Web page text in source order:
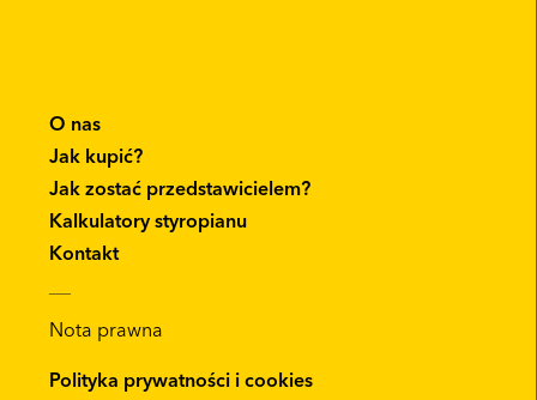
O nas
Jak kupić?
Jak zostać przedstawicielem?
Kalkulatory styropianu
Kontakt
Nota prawna
Polityka prywatności i cookies